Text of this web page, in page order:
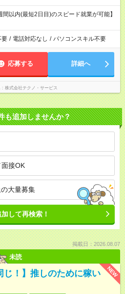
以内(最短2日目)のスピード就業が可能】
要 / 電話対応なし / パソコンスキル不要
応募する 詳細へ
株式会社テクノ・サービス
も追加しませんか？
接OK
大量募集
して再検索！
掲載日：2026.08.07
未読
NEW
じ！】推しのために稼い